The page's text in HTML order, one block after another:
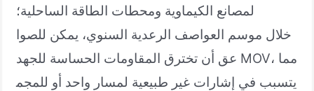
لمصانع الكيماوية ومحطات الطاقة الساحلية؛
خلال موسم العواصف الرعدية السنوي، يمكن للصوا
عق أن تخترق المقاومات الحساسة للجهد MOV، مما
يتسبب في إشارات غير طبيعية لمسار واحد أو للمجم